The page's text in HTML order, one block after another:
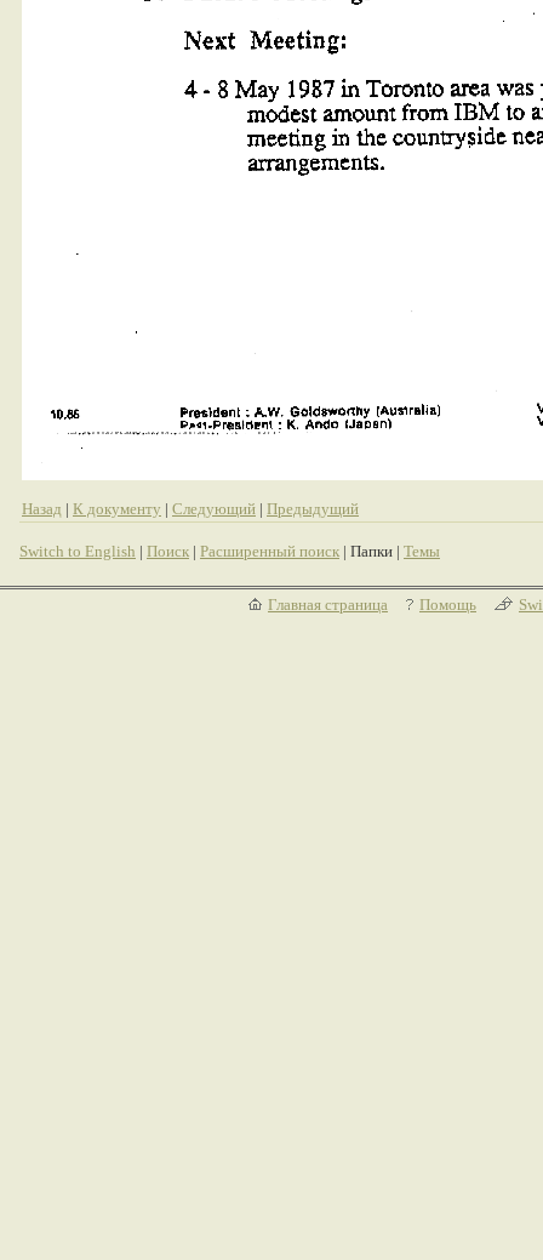
Назад | К документу | Следующий | Предыдущий
Switch to English | Поиск | Расширенный поиск | Папки | Темы
Главная страница Помощь